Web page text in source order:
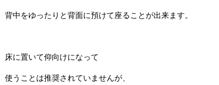
背中をゆったりと背面に預けて座ることが出来ます。
床に置いて仰向けになって
使うことは推奨されていませんが、